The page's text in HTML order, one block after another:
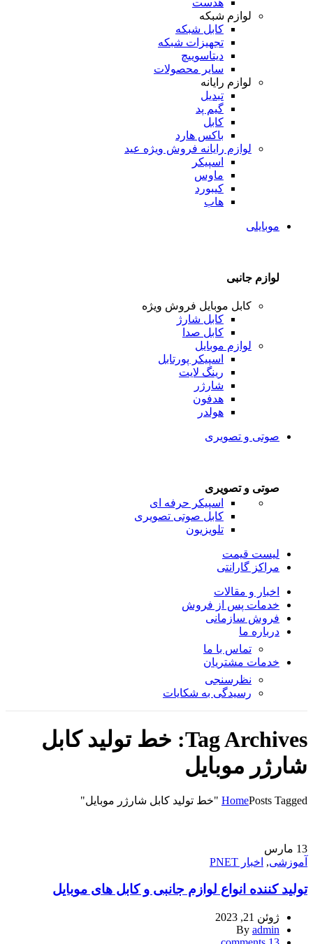
لوازم شبکه
کابل شبکه
تجهیزات شبکه
دیتاسوییچ
سایر محصولات
لوازم رایانه
تبدیل
گیم پد
کابل
باکس هارد
لوازم رایانه فروش ویژه عید
اسپیکر
ماوس
کیبورد
هاب
موبایلی
لوازم جانبی
کابل موبایل فروش ویژه
کابل شارژ
کابل صدا
لوازم موبایل
اسپیکر پورتابل
رینگ لایت
شارژر
هدفون
هولدر
صوتی و تصویری
صوتی و تصویری
اسپیکر حرفه ای
کابل صوتی تصویری
تلویزیون
لیست قیمت
مراکز گارانتی
اخبار و مقالات
خدمات پس از فروش
فروش سازمانی
درباره ما
تماس با ما
خدمات مشتریان
نظرسنجی
رسیدگی به شکایات
Tag Archives: خط تولید کابل
شارژر موبایل
HomePosts Tagged "خط تولید کابل شارژر موبایل"
13 مارس
آموزشی, اخبار PNET
تولید کننده انواع لوازم جانبی و کابل های موبایل
ژوئن 21, 2023
By admin